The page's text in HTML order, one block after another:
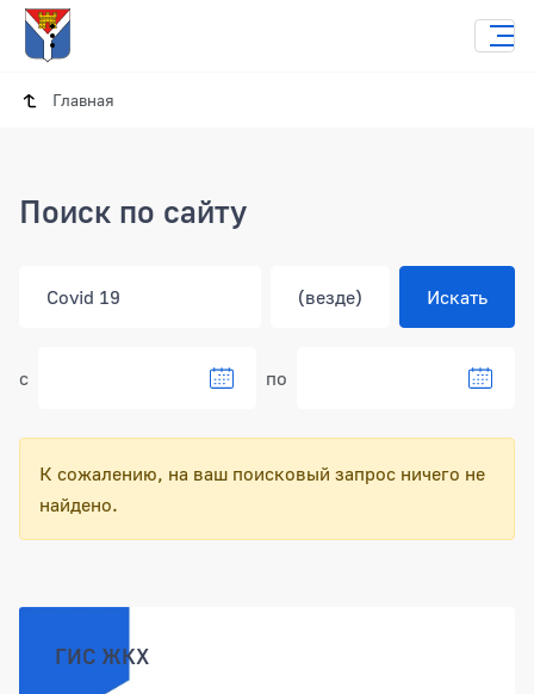
Главная
Поиск по сайту
с по
К сожалению, на ваш поисковый запрос ничего не
найдено.
ГИС ЖКХ